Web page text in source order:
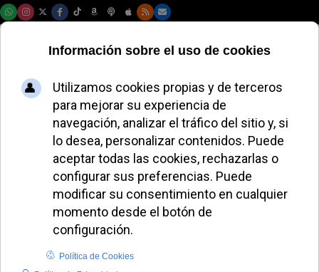
El Padre General de
los jesuitas anuncia
la beatificación del
Padre Víctor Dillard
JUANA MORALES IGLESIA HOY